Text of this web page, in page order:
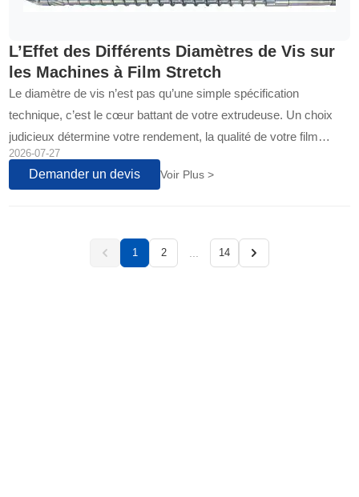
L’Effet des Différents Diamètres de Vis sur
les Machines à Film Stretch
Le diamètre de vis n’est pas qu’une simple spécification
technique, c’est le cœur battant de votre extrudeuse. Un choix
judicieux détermine votre rendement, la qualité de votre film
étirable et votre rentabilité à long terme. Voyons pourquoi cette
décision est cruciale pour votre chaîne de production...
2026-07-27
Demander un devis Voir Plus >
1 2 14